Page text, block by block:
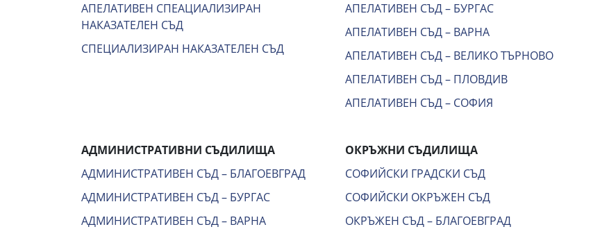
АПЕЛАТИВЕН СПЕАЦИАЛИЗИРАН
НАКАЗАТЕЛЕН СЪД
СПЕЦИАЛИЗИРАН НАКАЗАТЕЛЕН СЪД
АПЕЛАТИВЕН СЪД – БУРГАС
АПЕЛАТИВЕН СЪД – ВАРНА
АПЕЛАТИВЕН СЪД – ВЕЛИКО ТЪРНОВО
АПЕЛАТИВЕН СЪД – ПЛОВДИВ
АПЕЛАТИВЕН СЪД – СОФИЯ
АДМИНИСТРАТИВНИ СЪДИЛИЩА
АДМИНИСТРАТИВЕН СЪД – БЛАГОЕВГРАД
АДМИНИСТРАТИВЕН СЪД – БУРГАС
АДМИНИСТРАТИВЕН СЪД – ВАРНА
ОКРЪЖНИ СЪДИЛИЩА
СОФИЙСКИ ГРАДСКИ СЪД
СОФИЙСКИ ОКРЪЖЕН СЪД
ОКРЪЖЕН СЪД – БЛАГОЕВГРАД